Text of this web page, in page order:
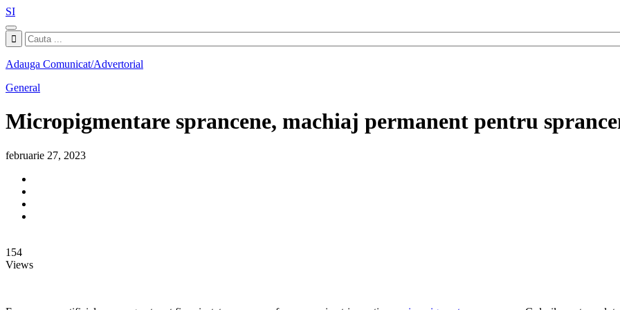
SI
Adauga Comunicat/Advertorial
General
Micropigmentare sprancene, machiaj permanent pentru
februarie 27, 2023
154
Views